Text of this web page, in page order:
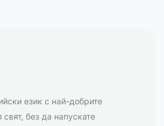
език с най-добрите
свят, без да напускате